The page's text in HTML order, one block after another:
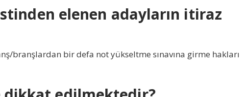
elenen adayların itiraz
branşlardan bir defa not yükseltme sınavına girme hakları